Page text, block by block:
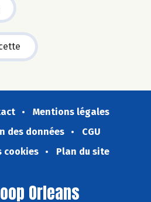
Mentions légales
des données
CGU
cookies
Plan du site
Orleans